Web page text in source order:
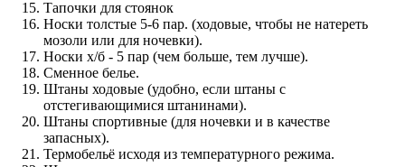
Тапочки для стоянок
Носки толстые 5-6 пар. (ходовые, чтобы не натереть
мозоли или для ночевки).
Носки х/б - 5 пар (чем больше, тем лучше).
Сменное белье.
Штаны ходовые (удобно, если штаны с
отстегивающимися штанинами).
Штаны спортивные (для ночевки и в качестве
запасных).
Термобельё исходя из температурного режима.